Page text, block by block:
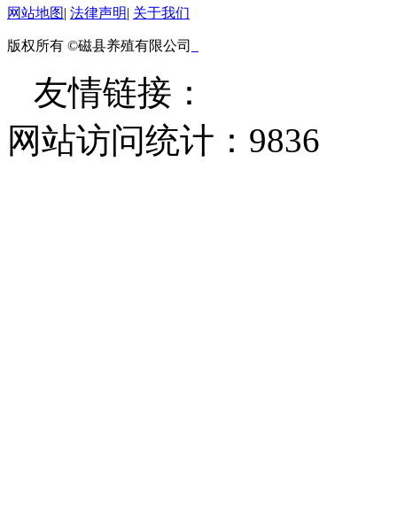
网站地图| 法律声明| 关于我们
版权所有 ©磁县养殖有限公司
友情链接：
网站访问统计： 9836